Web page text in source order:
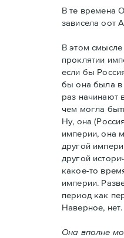
В те времена
зависела оот
В этом
проклятии
если бы
бы она была в
раз начинают
чем могла
Ну, она
империи, она
другой
другой
какое-то
империи.
период как
Наверное, нет.
Она вполне